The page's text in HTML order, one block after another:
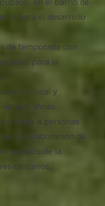
para el desarrollo
de temporada con
para la
local y
afines.
trabajo a personas
la elaboración de
espacio de la
cercanos.